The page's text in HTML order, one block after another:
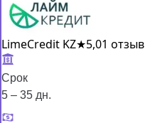
LimeCredit KZ★5,01 отзыв
Срок
5 – 35 дн.